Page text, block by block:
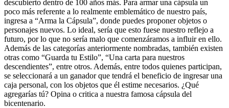
descubierto dentro de 100 años más. Para armar una cápsula un
poco más referente a lo realmente emblemático de nuestro país,
ingresa a “Arma la Cápsula”, donde puedes proponer objetos o
personajes nuevos. Lo ideal, sería que esto fuese nuestro reflejo a
futuro, por lo que no sería malo que comenzáramos a influir en ello.
Además de las categorías anteriormente nombradas, también existen
otras como “Guarda tu Estilo”, “Una carta para nuestros
descendientes”, entre otros. Además, entre todos quienes participan,
se seleccionará a un ganador que tendrá el beneficio de ingresar una
caja personal, con los objetos que él estime necesarios. ¿Qué
agregarías tú? Opina o critica a nuestra famosa cápsula del
bicentenario.